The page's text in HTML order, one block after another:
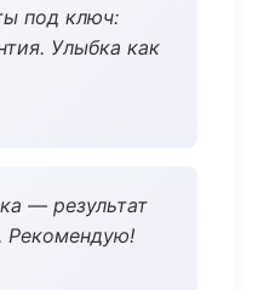
под ключ:
Улыбка как
— результат
Рекомендую!